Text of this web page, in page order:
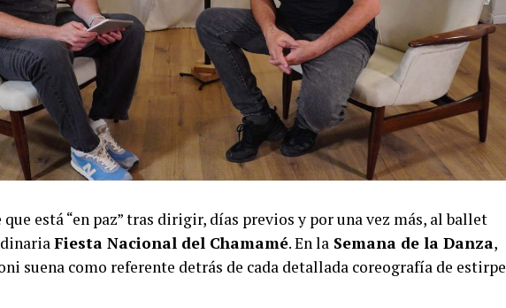
que está “en paz” tras dirigir, días previos y por una vez más, al ballet
Fiesta Nacional del Chamamé. En la Semana de la Danza,
suena como referente detrás de cada detallada coreografía de estirpe